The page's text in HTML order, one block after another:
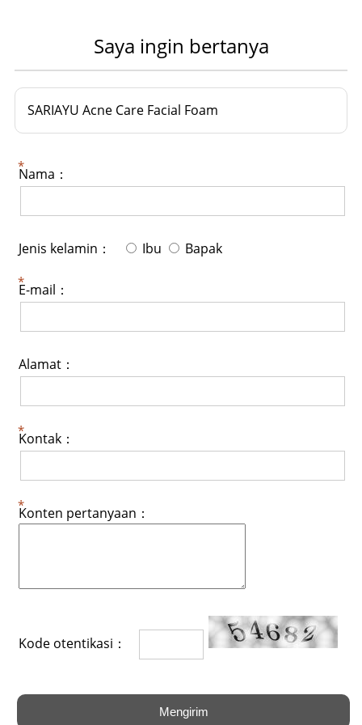
Saya ingin bertanya
SARIAYU Acne Care Facial Foam
Nama：
Jenis kelamin： Ibu Bapak
E-mail：
Alamat：
Kontak：
Konten pertanyaan：
Kode otentikasi：